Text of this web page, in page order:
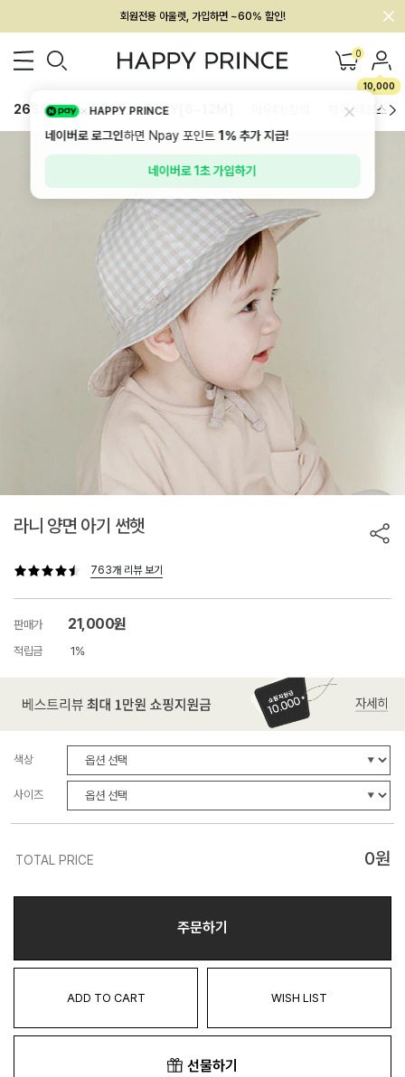
멤버십 최대 28,000원 혜택
0
10,000
26SS 신상 BEST BABY[6~12M] 하의/레깅스
라니 양면 아기 썬햇
763개 리뷰 보기
판매가 21,000원
적립금 1%
색상
사이즈
TOTAL PRICE 0원
주문하기
ADD TO CART WISH LIST
선물하기
HAPPY PRINCE
네이버로 로그인하면 Npay 포인트1%추가 지급!
네이버로 1초 가입하기